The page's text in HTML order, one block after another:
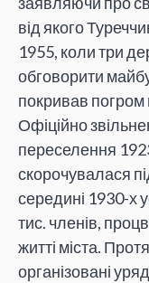
від якого
1955, коли три
обговорити
покривав погром
Офіційно
переселення
скорочувалася
середині 1930-х
тис. членів,
житті міста.
організовані